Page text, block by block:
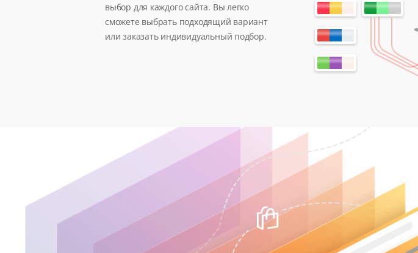
выбор для каждого сайта. Вы легко
сможете выбрать подходящий вариант
или заказать индивидуальный подбор.